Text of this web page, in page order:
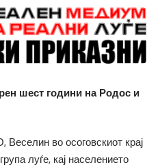
шест години на Родос и
во осоговскиот крај
луѓе, кај населението